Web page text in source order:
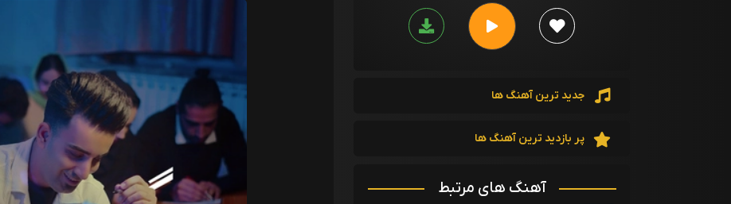
جدید ترین آهنگ ها
پر بازدید ترین آهنگ ها
آهنگ های مرتبط